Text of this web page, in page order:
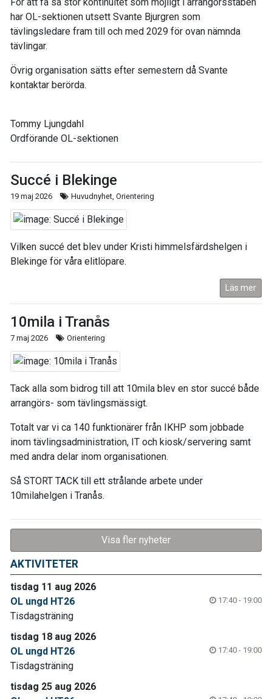
AKTIVITETER
tisdag 11 aug 2026
OL ungd HT26
17:40 - 19:00
Tisdagsträning
tisdag 18 aug 2026
OL ungd HT26
17:40 - 19:00
Tisdagsträning
tisdag 25 aug 2026
För att få så stor kontinuitet som möjligt i arrangörsstaben
har OL-sektionen utsett Svante Bjurgren som
tävlingsledare fram till och med 2029 för ovan nämnda
tävlingar.
Övrig organisation sätts efter semestern då Svante
kontaktar berörda.
Tommy Ljungdahl
Ordförande OL-sektionen
Succé i Blekinge
19 maj 2026 Huvudnyhet, Orientering
Vilken succé det blev under Kristi himmelsfärdshelgen i
Blekinge för våra elitlöpare.
Läs mer
10mila i Tranås
7 maj 2026 Orientering
Tack alla som bidrog till att 10mila blev en stor succé både
arrangörs- som tävlingsmässigt.
Totalt var vi ca 140 funktionärer från IKHP som jobbade
inom tävlingsadministration, IT och kiosk/servering samt
med andra delar inom organisationen.
Så STORT TACK till ett strålande arbete under
10milahelgen i Tranås.
Visa fler nyheter